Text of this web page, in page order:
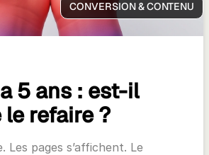
CONVERSION & CONTENU
5 ans : est-il
refaire ?
Les pages s’affichent. Le